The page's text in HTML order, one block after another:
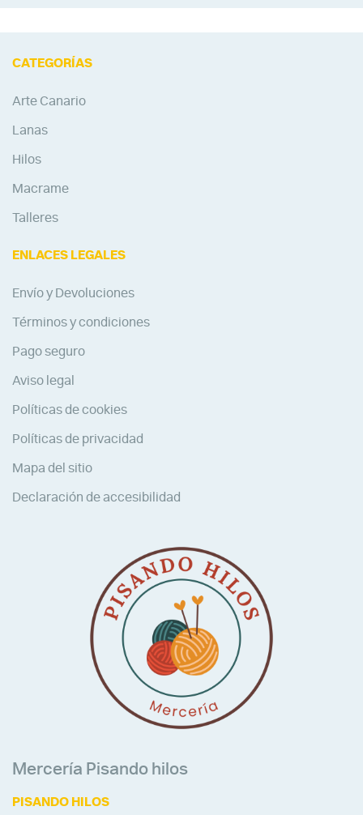
CATEGORÍAS
Arte Canario
Lanas
Hilos
Macrame
Talleres
ENLACES LEGALES
Envío y Devoluciones
Términos y condiciones
Pago seguro
Aviso legal
Políticas de cookies
Políticas de privacidad
Mapa del sitio
Declaración de accesibilidad
Mercería Pisando hilos
PISANDO HILOS